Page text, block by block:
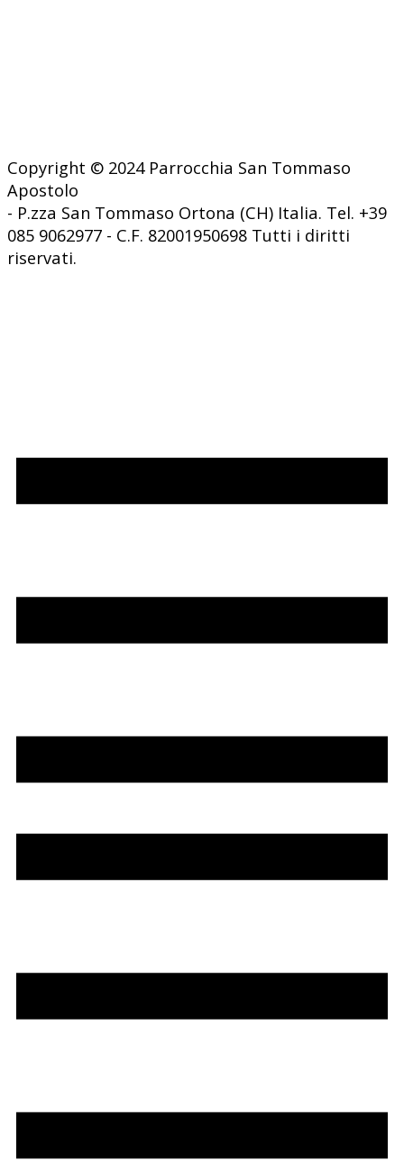
Copyright © 2024 Parrocchia San Tommaso
Apostolo
- P.zza San Tommaso Ortona (CH) Italia. Tel. +39
085 9062977 - C.F. 82001950698 Tutti i diritti
riservati.